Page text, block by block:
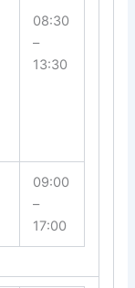
08:30
–
13:30
09:00
–
17:00